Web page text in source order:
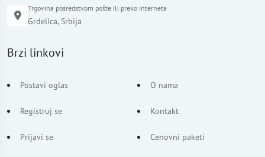
Trgovina posredstvom pošte ili preko interneta
Grdelica, Srbija
Brzi linkovi
Postavi oglas
Registruj se
Prijavi se
O nama
Kontakt
Cenovni paketi